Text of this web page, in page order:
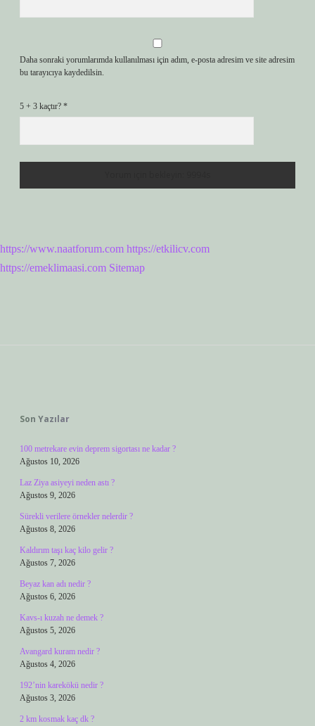
Daha sonraki yorumlarımda kullanılması için adım, e-posta adresim ve site adresim
bu tarayıcıya kaydedilsin.
5 + 3 kaçtır? *
https://www.naatforum.com https://etkilicv.com
https://emeklimaasi.com Sitemap
Son Yazılar
100 metrekare evin deprem sigortası ne kadar ?
Ağustos 10, 2026
Laz Ziya asiyeyi neden astı ?
Ağustos 9, 2026
Sürekli verilere örnekler nelerdir ?
Ağustos 8, 2026
Kaldırım taşı kaç kilo gelir ?
Ağustos 7, 2026
Beyaz kan adı nedir ?
Ağustos 6, 2026
Kavs-ı kuzah ne demek ?
Ağustos 5, 2026
Avangard kuram nedir ?
Ağustos 4, 2026
192’nin karekökü nedir ?
Ağustos 3, 2026
2 km kosmak kaç dk ?